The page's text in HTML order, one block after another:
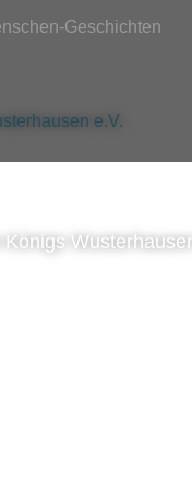
Geschichten